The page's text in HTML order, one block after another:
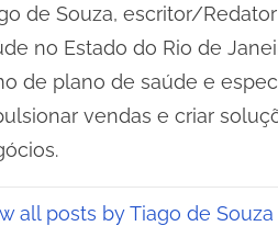
de Souza, escritor/
no Estado do Rio de
de plano de saúde e
vendas e criar
all posts by Tiago de Souza